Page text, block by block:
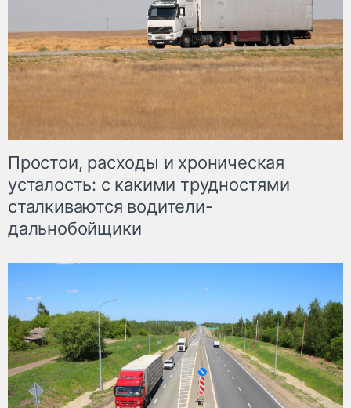
Простои, расходы и хроническая
усталость: с какими трудностями
сталкиваются водители-
дальнобойщики